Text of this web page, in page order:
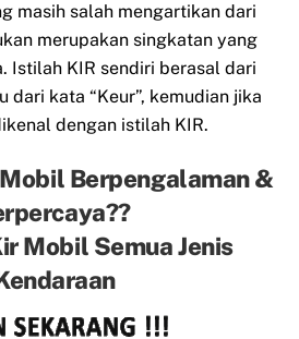
masih salah mengartikan dari
merupakan singkatan yang
Istilah KIR sendiri berasal dari
dari kata “Keur”, kemudian jika
dengan istilah KIR.
Berpengalaman &
Mobil Semua Jenis